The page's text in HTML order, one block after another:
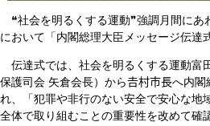
❝社会を明るくする運動❞強調月間にあ
において「内閣総理大臣メッセージ伝達
伝達式では、社会を明るくする運動富
保護司会 矢倉会長）から𠮷村市長へ内閣
れ、「犯罪や非行のない安全で安心な地
全体で取り組むことの重要性を改めて確